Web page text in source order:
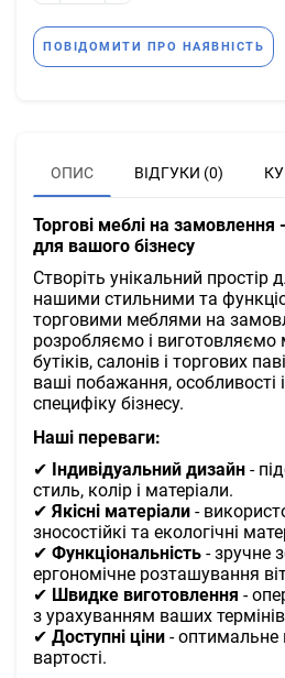
ПОВІДОМИТИ ПРО НАЯВНІСТЬ
ОПИС ВІДГУКИ (0)
Торгові меблі на замовлення
для вашого бізнесу
Створіть унікальний простір
нашими стильними та
торговими меблями на
розробляємо і виготовляємо
бутіків, салонів і торгових
ваші побажання, особливості
специфіку бізнесу.
Наші переваги:
✔ Індивідуальний дизайн -
стиль, колір і матеріали.
✔ Якісні матеріали -
зносостійкі та екологічні
✔ Функціональність - зручне
ергономічне розташування
✔ Швидке виготовлення -
з урахуванням ваших
✔ Доступні ціни - оптимальне
вартості.